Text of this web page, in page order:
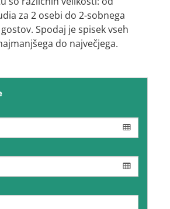
za 2 osebi do 2-sobnega
Spodaj je spisek vseh
do največjega.